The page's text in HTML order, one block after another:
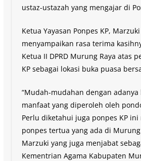
ustaz-ustazah yang mengajar di
Ketua Yayasan Ponpes KP,
menyampaikan rasa terima
Ketua II DPRD Murung Raya atas
KP sebagai lokasi buka puasa
“Mudah-mudahan dengan
manfaat yang diperoleh oleh
Perlu diketahui juga ponpes KP ini
ponpes tertua yang ada di Murung
Marzuki yang juga menjabat
Kementrian Agama Kabupaten